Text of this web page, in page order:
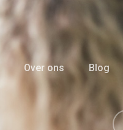
Over ons Blog